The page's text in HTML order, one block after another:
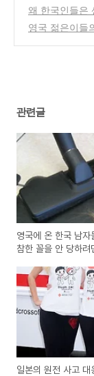
국 아줌마들의
왜 한국인들은
영국 젊은이들
관련글
영국에 온 한국 남자
참한 꼴을 안 당하려
일본의 원전 사고 대